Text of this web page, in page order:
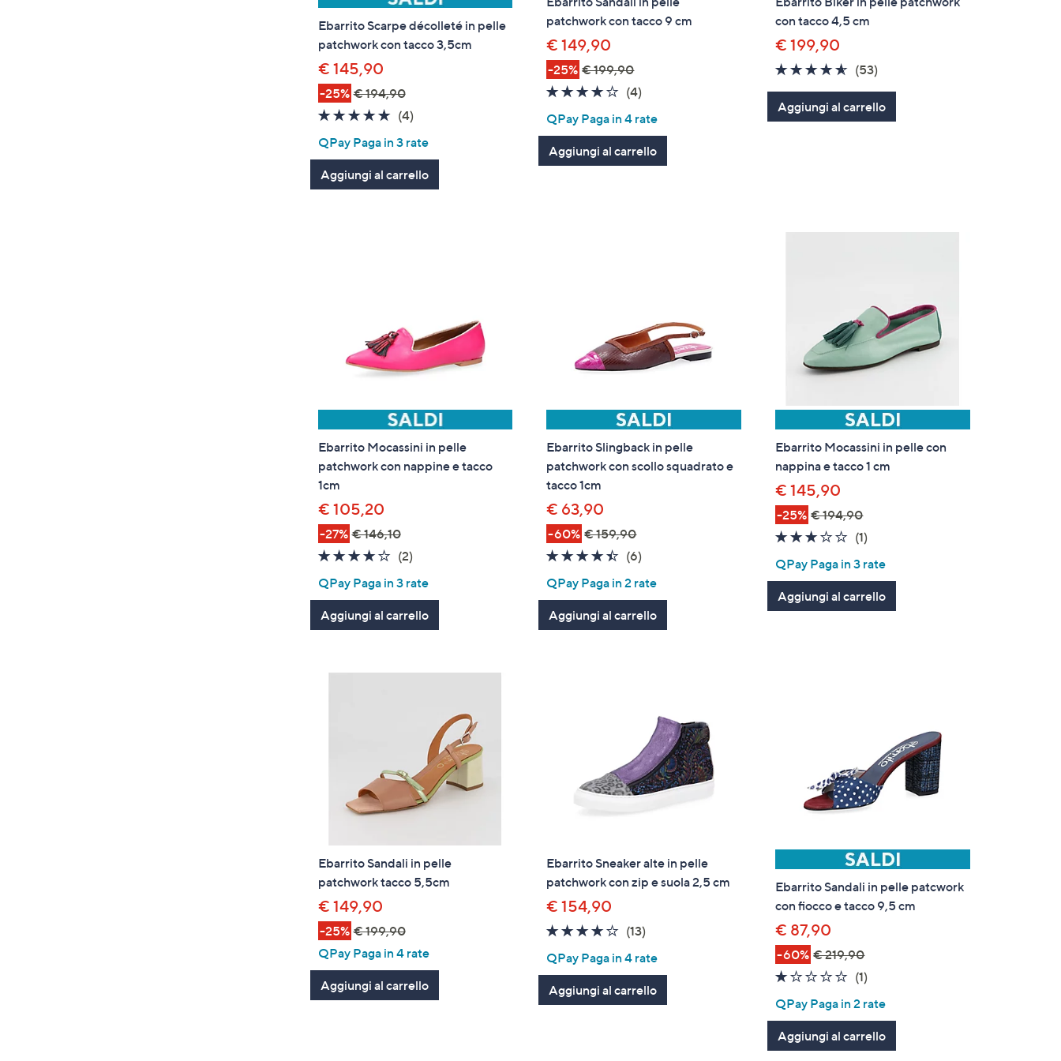
Ebarrito Scarpe décolleté in pelle
patchwork con tacco 3,5cm
€ 145,90
-25% € 194,90
4.8
Stars
(4)4
QPay Paga in 3 rate
Aggiungi al carrello
patchwork con tacco 9 cm
€ 149,90
-25% € 199,90
3.8
Stars
(4)
QPay Paga in 4 rate
Aggiungi al carrello
con tacco 4,5 cm
€ 199,90
4.5
of
5
Stars
(53)
Recensioni
Aggiungi al carrello
Ebarrito Mocassini in pelle
patchwork con nappine e tacco
1cm
€ 105,20
-27% € 146,10
4.0
5
Stars
(2)2
QPay Paga in 3 rate
Aggiungi al carrello
Ebarrito Slingback in pelle
patchwork con scollo squadrato e
tacco 1cm
€ 63,90
-60% € 159,90
4.3
5
Stars
(6)
QPay Paga in 2 rate
Aggiungi al carrello
Ebarrito Mocassini in pelle con
nappina e tacco 1 cm
€ 145,90
-25% € 194,90
3.0
5
Stars
(1)
QPay Paga in 3 rate
Aggiungi al carrello
Ebarrito Sandali in pelle
patchwork tacco 5,5cm
€ 149,90
-25% € 199,90
QPay Paga in 4 rate
Aggiungi al carrello
Ebarrito Sneaker alte in pelle
patchwork con zip e suola 2,5 cm
€ 154,90
3.9
Stars
(13)
QPay Paga in 4 rate
Aggiungi al carrello
Ebarrito Sandali in pelle patcwork
con fiocco e tacco 9,5 cm
€ 87,90
-60% € 219,90
1.0
Stars
(1)
QPay Paga in 2 rate
Aggiungi al carrello